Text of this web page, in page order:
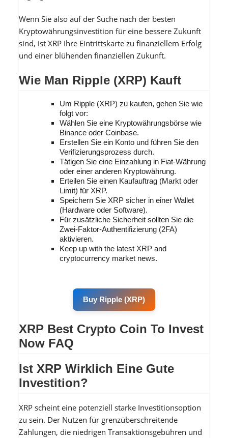
Wenn Sie also auf der Suche nach der besten
Kryptowährungsinvestition für eine bessere Zukunft
sind, ist XRP Ihre Eintrittskarte zu finanziellem Erfolg
und einer blühenden finanziellen Zukunft.
Wie Man Ripple (XRP) Kauft
Um Ripple (XRP) zu kaufen, gehen Sie wie
folgt vor:
Wählen Sie eine Kryptowährungsbörse wie
Binance oder Coinbase.
Erstellen Sie ein Konto und führen Sie den
Verifizierungsprozess durch.
Tätigen Sie eine Einzahlung in Fiat-Währung
oder einer anderen Kryptowährung.
Erteilen Sie einen Kaufauftrag (Markt oder
Limit) für XRP.
Speichern Sie XRP sicher in einer Wallet
(Hardware oder Software).
Für zusätzliche Sicherheit sollten Sie die
Zwei-Faktor-Authentifizierung (2FA)
aktivieren.
Keep up with the latest XRP and
cryptocurrency market news.
Buy Ripple (XRP)
XRP Best Crypto Coin To Invest
Now FAQ
Ist XRP Wirklich Eine Gute
Investition?
XRP scheint eine potenziell starke Investitionsoption
zu sein. Der Nutzen für grenzüberschreitende
Zahlungen, die niedrigen Transaktionsgebühren und